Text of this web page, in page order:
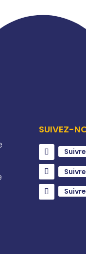
SUIVEZ-
Suivre
Suivre
Suivre